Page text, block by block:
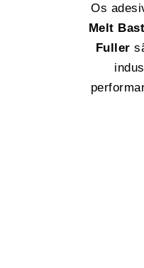
Os
Melt
Fuller